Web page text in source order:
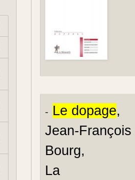
- Le dopage,
Jean-François
Bourg,
La